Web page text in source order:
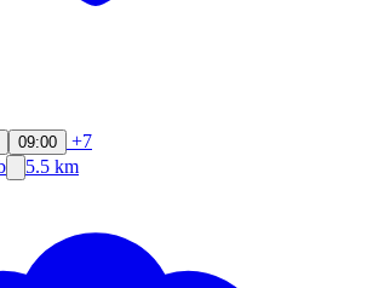
09:00
+7
5.5 km